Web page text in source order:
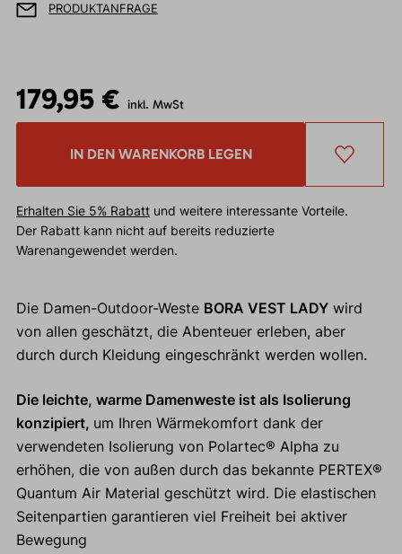
PRODUKTANFRAGE
179,95 € inkl. MwSt
IN DEN WARENKORB LEGEN
Erhalten Sie 5% Rabattund weitere interessante Vorteile.
Der Rabatt kann nicht auf bereits reduzierte
Warenangewendet werden.
Die Damen-Outdoor-Weste BORA VEST LADYwird
von allen geschätzt, die Abenteuer erleben, aber
durch durch Kleidung eingeschränkt werden wollen.
Die leichte, warme Damenweste ist als Isolierung
konzipiert, um Ihren Wärmekomfort dank der
verwendeten Isolierung von Polartec® Alpha zu
erhöhen, die von außen durch das bekannte PERTEX®
Quantum Air Material geschützt wird. Die elastischen
Seitenpartien garantieren viel Freiheit bei aktiver
Bewegung